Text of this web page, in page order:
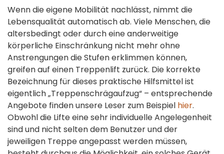
Wenn die eigene Mobilität nachlässt, nimmt die
Lebensqualität automatisch ab. Viele Menschen, die
altersbedingt oder durch eine anderweitige
körperliche Einschränkung nicht mehr ohne
Anstrengungen die Stufen erklimmen können,
greifen auf einen Treppenlift zurück. Die korrekte
Bezeichnung für dieses praktische Hilfsmittel ist
eigentlich „Treppenschrägaufzug“ – entsprechende
Angebote finden unsere Leser zum Beispiel hier.
Obwohl die Lifte eine sehr individuelle Angelegenheit
sind und nicht selten dem Benutzer und der
jeweiligen Treppe angepasst werden müssen,